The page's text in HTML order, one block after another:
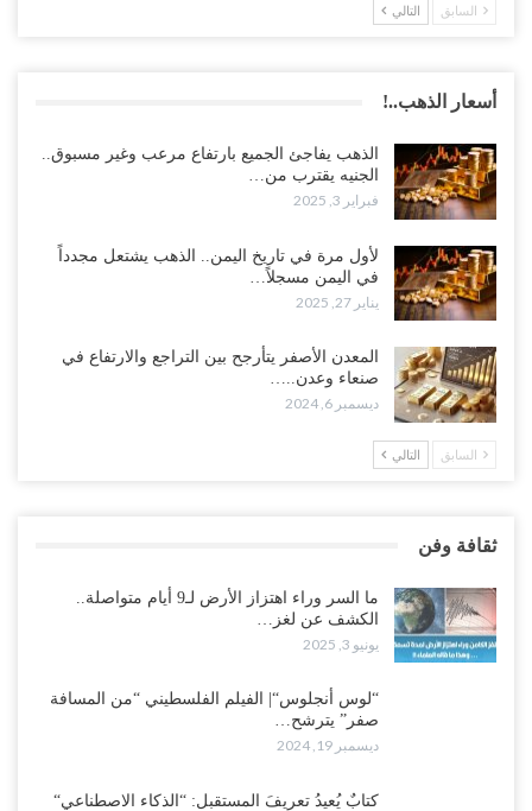
السابق التالي
أسعار الذهب..!
الذهب يفاجئ الجميع بارتفاع مرعب وغير مسبوق..
الجنيه يقترب من…
فبراير 3, 2025
لأول مرة في تاريخ اليمن.. الذهب يشتعل مجدداً
في اليمن مسجلاً…
يناير 27, 2025
المعدن الأصفر يتأرجح بين التراجع والارتفاع في
صنعاء وعدن..…
ديسمبر 6, 2024
السابق التالي
ثقافة وفن
ما السر وراء اهتزاز الأرض لـ9 أيام متواصلة..
الكشف عن لغز…
يونيو 3, 2025
“لوس أنجلوس“| الفيلم الفلسطيني “من المسافة
صفر” يترشح…
ديسمبر 19, 2024
كتابٌ يُعيدُ تعريفَ المستقبل: “الذكاء الاصطناعي“